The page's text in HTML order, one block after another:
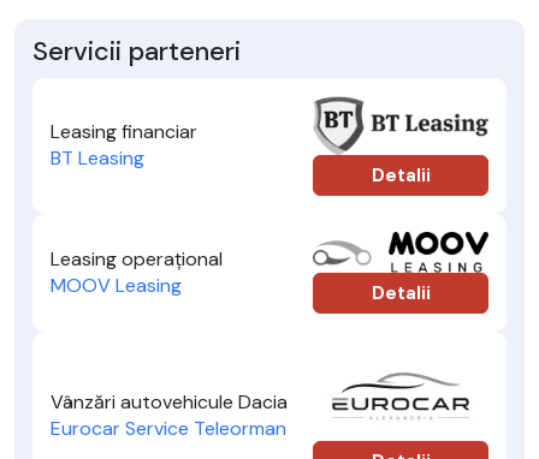
Servicii parteneri
Leasing financiar
BT Leasing
Detalii
Leasing operațional
MOOV Leasing
Detalii
Vânzări autovehicule Dacia
Eurocar Service Teleorman